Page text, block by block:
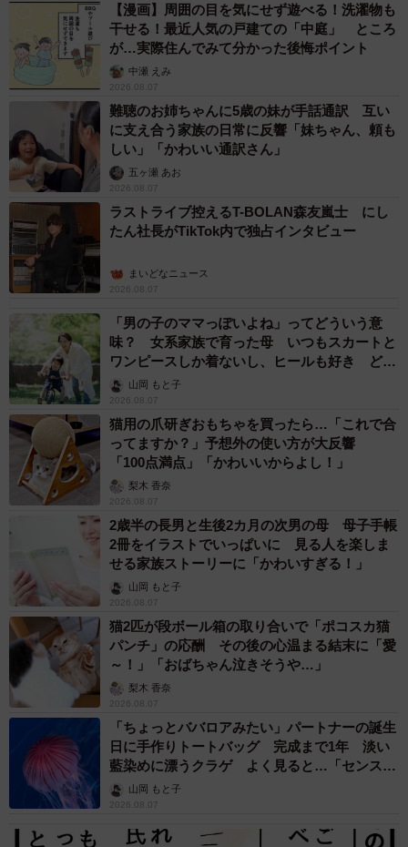
【漫画】周囲の目を気にせず遊べる！洗濯物も
干せる！最近人気の戸建ての「中庭」 ところ
が…実際住んでみて分かった後悔ポイント
中瀬 えみ
2026.08.07
難聴のお姉ちゃんに5歳の妹が手話通訳 互い
に支え合う家族の日常に反響「妹ちゃん、頼も
しい」「かわいい通訳さん」
五ヶ瀬 あお
2026.08.07
ラストライブ控えるT-BOLAN森友嵐士 にし
たん社長がTikTok内で独占インタビュー
まいどなニュース
2026.08.07
「男の子のママっぽいよね」ってどういう意
味？ 女系家族で育った母 いつもスカートと
ワンピースしか着ないし、ヒールも好き どの
へんが…
山岡 もと子
2026.08.07
猫用の爪研ぎおもちゃを買ったら…「これで合
ってますか？」予想外の使い方が大反響
「100点満点」「かわいいからよし！」
梨木 香奈
2026.08.07
2歳半の長男と生後2カ月の次男の母 母子手帳
2冊をイラストでいっぱいに 見る人を楽しま
せる家族ストーリーに「かわいすぎる！」
山岡 もと子
2026.08.07
猫2匹が段ボール箱の取り合いで「ポコスカ猫
パンチ」の応酬 その後の心温まる結末に「愛
～！」「おばちゃん泣きそうや…」
梨木 香奈
2026.08.07
「ちょっとババロアみたい」パートナーの誕生
日に手作りトートバッグ 完成まで1年 淡い
藍染めに漂うクラゲ よく見ると…「センスす
ごい」山岡 もと子
2026.08.07